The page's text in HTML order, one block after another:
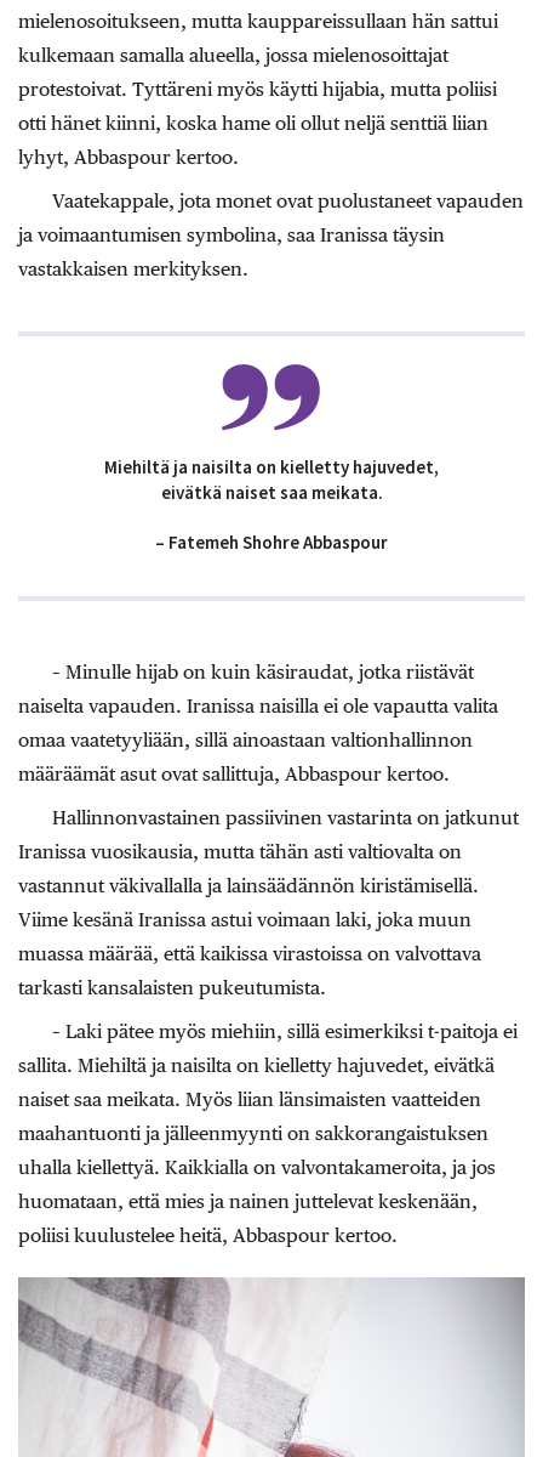
mielenosoitukseen, mutta kauppareissullaan hän sattui
kulkemaan samalla alueella, jossa mielenosoittajat
protestoivat. Tyttäreni myös käytti hijabia, mutta poliisi
otti hänet kiinni, koska hame oli ollut neljä senttiä liian
lyhyt, Abbaspour kertoo.
Vaatekappale, jota monet ovat puolustaneet vapauden
ja voimaantumisen symbolina, saa Iranissa täysin
vastakkaisen merkityksen.
Miehiltä ja naisilta on kielletty hajuvedet,
eivätkä naiset saa meikata.
– Fatemeh Shohre Abbaspour
– Minulle hijab on kuin käsiraudat, jotka riistävät
naiselta vapauden. Iranissa naisilla ei ole vapautta valita
omaa vaatetyyliään, sillä ainoastaan valtionhallinnon
määräämät asut ovat sallittuja, Abbaspour kertoo.
Hallinnonvastainen passiivinen vastarinta on jatkunut
Iranissa vuosikausia, mutta tähän asti valtiovalta on
vastannut väkivallalla ja lainsäädännön kiristämisellä.
Viime kesänä Iranissa astui voimaan laki, joka muun
muassa määrää, että kaikissa virastoissa on valvottava
tarkasti kansalaisten pukeutumista.
– Laki pätee myös miehiin, sillä esimerkiksi t-paitoja ei
sallita. Miehiltä ja naisilta on kielletty hajuvedet, eivätkä
naiset saa meikata. Myös liian länsimaisten vaatteiden
maahantuonti ja jälleenmyynti on sakkorangaistuksen
uhalla kiellettyä. Kaikkialla on valvontakameroita, ja jos
huomataan, että mies ja nainen juttelevat keskenään,
poliisi kuulustelee heitä, Abbaspour kertoo.